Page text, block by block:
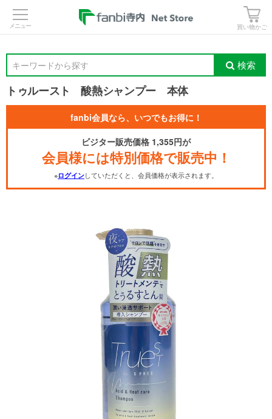
買い物かご
キーワードから探す 検索
トゥルースト 酸熱シャンプー 本体
fanbi会員なら、いつでもお得に！
ビジター販売価格 1,355円が
会員様には特別価格で販売中！
※ログインしていただくと、会員価格が表示されます。